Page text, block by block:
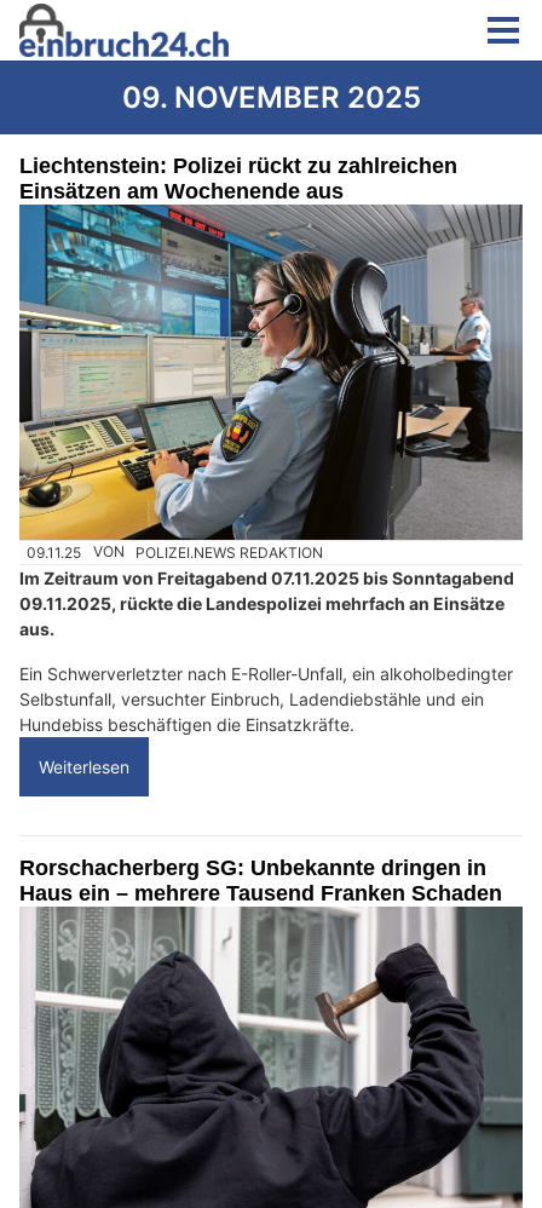
09. NOVEMBER 2025
Liechtenstein: Polizei rückt zu zahlreichen
Einsätzen am Wochenende aus
09.11.25 VON POLIZEI.NEWS REDAKTION
Im Zeitraum von Freitagabend 07.11.2025 bis Sonntagabend
09.11.2025, rückte die Landespolizei mehrfach an Einsätze
aus.
Ein Schwerverletzter nach E-Roller-Unfall, ein alkoholbedingter
Selbstunfall, versuchter Einbruch, Ladendiebstähle und ein
Hundebiss beschäftigen die Einsatzkräfte.
Weiterlesen
Rorschacherberg SG: Unbekannte dringen in
Haus ein – mehrere Tausend Franken Schaden